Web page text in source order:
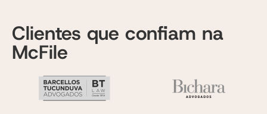
Clientes que confiam na
McFile